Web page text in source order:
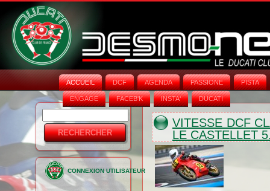
ACCUEIL DCF AGENDA PASSIONE PISTA
ENGAGE FACEB'K INSTA‘ DUCATI
Formulaire
de
recherche
CONNEXION UTILISATEUR
VITESSE DCF
LE CASTELLET